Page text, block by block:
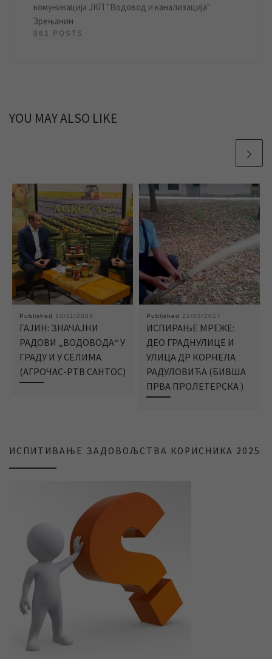
комуникација ЈКП "Водовод и канализација"
Зрењанин
861 POSTS
YOU MAY ALSO LIKE
Published 10/11/2024
ГАЈИН: ЗНАЧАЈНИ
РАДОВИ „ВОДОВОДА“ У
ГРАДУ И У СЕЛИМА
(АГРОЧАС-РТВ САНТОС)
Published 21/03/2017
ИСПИРАЊЕ МРЕЖЕ:
ДЕO ГРАДНУЛИЦЕ И
УЛИЦА ДР КОРНЕЛА
РАДУЛОВИЋА (БИВША
ПРВА ПРОЛЕТЕРСКА )
ИСПИТИВАЊЕ ЗАДОВОЉСТВА КОРИСНИКА 2025